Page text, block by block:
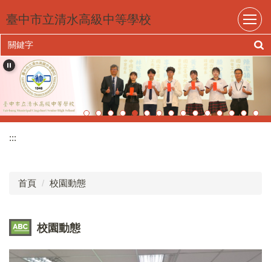
到
主
要
內
容
臺中市立清水高級中等學校
:::
首頁 校園動態
校園動態